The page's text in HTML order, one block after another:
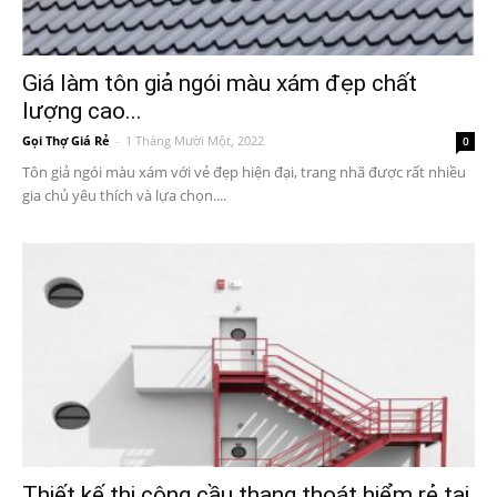
Giá làm tôn giả ngói màu xám đẹp chất
lượng cao...
Gọi Thợ Giá Rẻ - 1 Tháng Mười Một, 2022 0
Tôn giả ngói màu xám với vẻ đẹp hiện đại, trang nhã được rất nhiều
gia chủ yêu thích và lựa chọn....